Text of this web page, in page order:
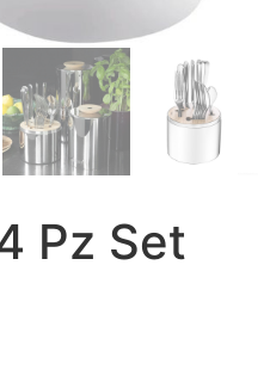
Pz Set